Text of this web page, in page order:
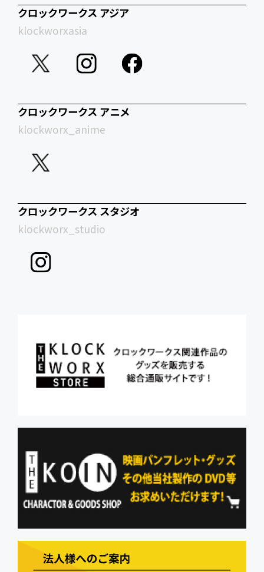
クロックワークス アジア
klockworxasia
クロックワークス アニメ
klockworx_anime
クロックワークス スタジオ
klockworx_studio